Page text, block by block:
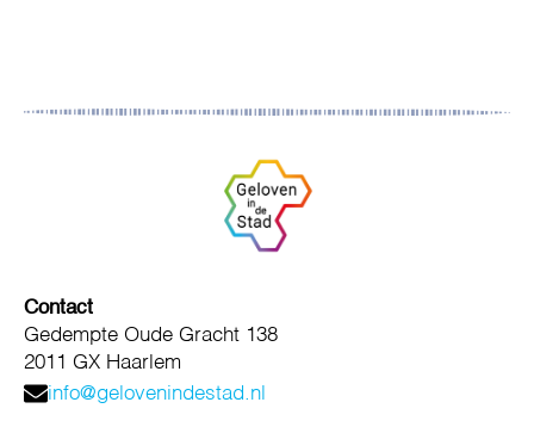
Contact
Gedempte Oude Gracht 138
2011 GX Haarlem
info@gelovenindestad.nl